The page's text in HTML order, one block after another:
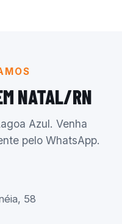
NATAL/RN
Azul. Venha
pelo WhatsApp.
58